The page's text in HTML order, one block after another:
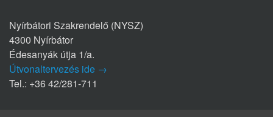
Nyírbátori Szakrendelő (NYSZ)
4300 Nyírbátor
Édesanyák útja 1/a.
Útvonaltervezés ide →
Tel.: +36 42/281-711